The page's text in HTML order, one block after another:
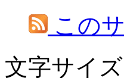
この
文字サイズ